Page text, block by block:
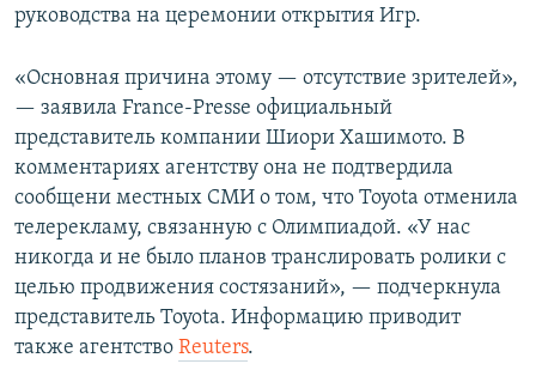
руководства на церемонии открытия Игр.
«Основная причина этому — отсутствие зрителей»,
— заявила France-Presse официальный
представитель компании Шиори Хашимото. В
комментариях агентству она не подтвердила
сообщени местных СМИ о том, что Toyota отменила
телерекламу, связанную с Олимпиадой. «У нас
никогда и не было планов транслировать ролики с
целью продвижения состязаний», — подчеркнула
представитель Toyota. Информацию приводит
также агентство Reuters.